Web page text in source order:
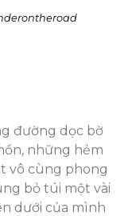
đường dọc bờ
những hẻm
vô cùng phong
bỏ túi một vài
dưới của mình